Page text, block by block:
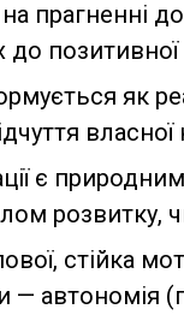
прагненні
до
як
є
розвитку,
стійка
—